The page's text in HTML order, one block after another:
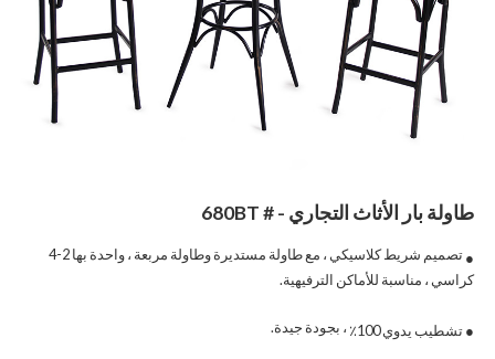
طاولة بار الأثاث التجاري - # 680BT
●
تصميم شريط كلاسيكي ، مع طاولة مستديرة وطاولة مربعة ، واحدة بها 2-4
كراسي ، مناسبة للأماكن الترفيهية.
● تشطيب يدوي 100٪ ، بجودة جيدة.